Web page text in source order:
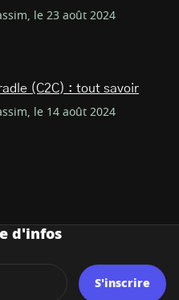
le 23 août 2024
(C2C) : tout savoir
le 14 août 2024
d'infos
S'inscrire